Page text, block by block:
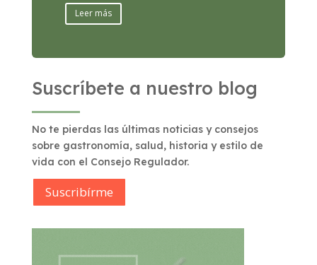
Leer más
Suscríbete a nuestro blog
No te pierdas las últimas noticias y consejos
sobre gastronomía, salud, historia y estilo de
vida con el Consejo Regulador.
Suscribírme